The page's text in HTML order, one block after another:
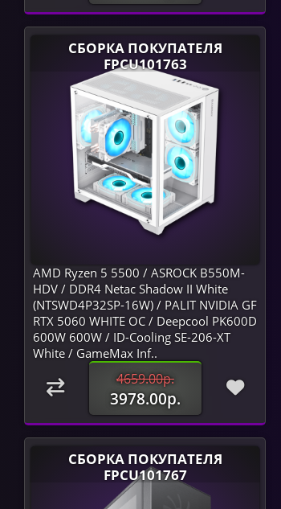
СБОРКА ПОКУПАТЕЛЯ
FPCU101763
AMD Ryzen 5 5500 / ASROCK B550M-
HDV / DDR4 Netac Shadow II White
(NTSWD4P32SP-16W) / PALIT NVIDIA GF
RTX 5060 WHITE OC / Deepcool PK600D
600W 600W / ID-Cooling SE-206-XT
White / GameMax Inf..
4659.00р.
3978.00р.
СБОРКА ПОКУПАТЕЛЯ
FPCU101767